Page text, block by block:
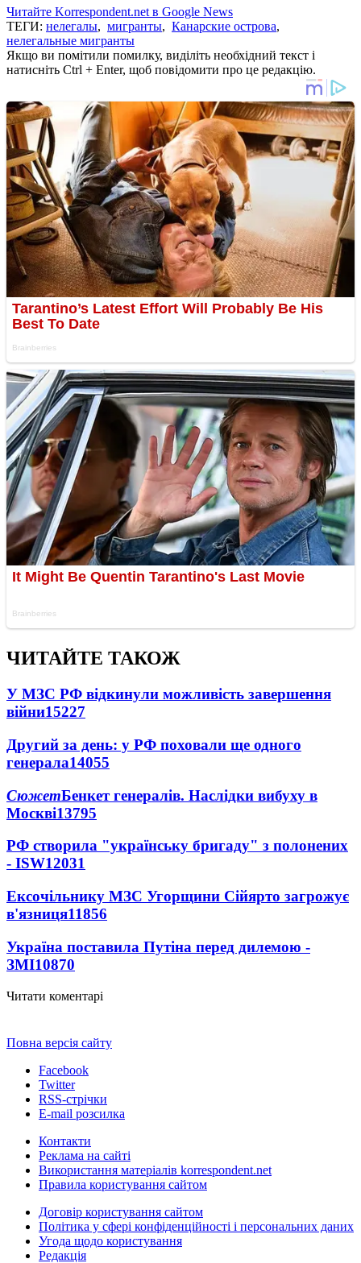
Читайте Korrespondent.net в Google News
ТЕГИ: нелегалы, мигранты, Канарские острова,
нелегальные мигранты
Якщо ви помітили помилку, виділіть необхідний текст і
натисніть Ctrl + Enter, щоб повідомити про це редакцію.
ЧИТАЙТЕ ТАКОЖ
У МЗС РФ відкинули можливість завершення
війни15227
Другий за день: у РФ поховали ще одного
генерала14055
СюжетБенкет генералів. Наслідки вибуху в
Москві13795
РФ створила "українську бригаду" з полонених
- ISW12031
Ексочільнику МЗС Угорщини Сійярто загрожує
в'язниця11856
Україна поставила Путіна перед дилемою -
ЗМІ10870
Читати коментарі
Повна версія сайту
Facebook
Twitter
RSS-стрічки
E-mail розсилка
Контакти
Реклама на сайті
Використання матеріалів korrespondent.net
Правила користування сайтом
Договір користування сайтом
Політика у сфері конфіденційності і персональних даних
Угода щодо користування
Редакція